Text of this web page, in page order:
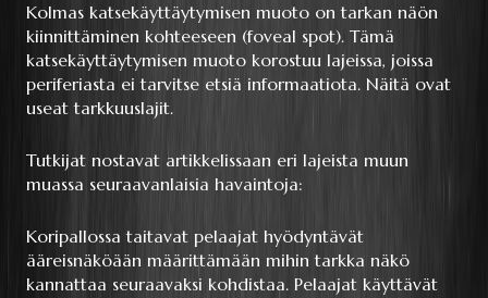
Kolmas katsekäyttäytymisen muoto on tarkan näön
kiinnittäminen kohteeseen (foveal spot). Tämä
katsekäyttäytymisen muoto korostuu lajeissa, joissa
periferiasta ei tarvitse etsiä informaatiota. Näitä ovat
useat tarkkuuslajit.
Tutkijat nostavat artikkelissaan eri lajeista muun
muassa seuraavanlaisia havaintoja:
Koripallossa taitavat pelaajat hyödyntävät
ääreisnäköään määrittämään mihin tarkka näkö
kannattaa seuraavaksi kohdistaa. Pelaajat käyttävät